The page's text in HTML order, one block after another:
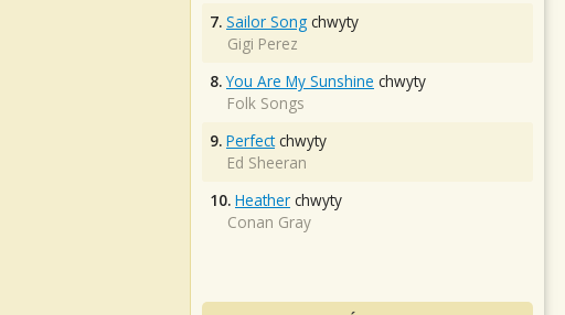
7. Sailor Song chwyty
Gigi Perez
8. You Are My Sunshine chwyty
Folk Songs
9. Perfectchwyty
Ed Sheeran
10. Heather chwyty
Conan Gray